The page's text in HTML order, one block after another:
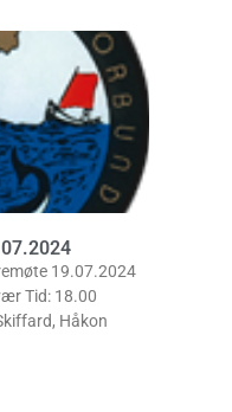
19.07.2024
Tid: 18.00
Håkon